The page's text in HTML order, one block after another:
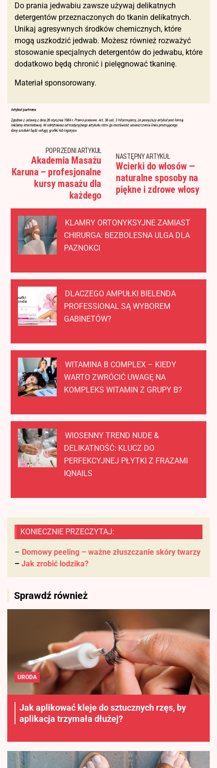
Do prania jedwabiu zawsze używaj delikatnych
detergentów przeznaczonych do tkanin delikatnych.
Unikaj agresywnych środków chemicznych, które
mogą uszkodzić jedwab. Możesz również rozważyć
stosowanie specjalnych detergentów do jedwabu, które
dodatkowo będą chronić i pielęgnować tkaninę.
Materiał sponsorowany.
POPRZEDNI ARTYKUŁ
Akademia Masażu
Karuna – profesjonalne
kursy masażu dla
każdego
NASTĘPNY ARTYKUŁ
Wcierki do włosów —
naturalne sposoby na
piękne i zdrowe włosy
KLAMRY ORTONYKSYJNE ZAMIAST
CHIRURGA: BEZBOLESNA ULGA DLA
PAZNOKCI
DLACZEGO AMPUŁKI BIELENDA
PROFESSIONAL SĄ WYBOREM
GABINETÓW?
WITAMINA B COMPLEX – KIEDY
WARTO ZWRÓCIĆ UWAGĘ NA
KOMPLEKS WITAMIN Z GRUPY B?
WIOSENNY TREND NUDE &
DELIKATNOŚĆ: KLUCZ DO
PERFEKCYJNEJ PŁYTKI Z FRAZAMI
IQNAILS
KONIECZNIE PRZECZYTAJ:
– Domowy peeling – ważne złuszczanie skóry twarzy
– Jak zrobić lodzika?
Sprawdź również
URODA
Jak aplikować kleje do sztucznych rzęs, by
aplikacja trzymała dłużej?